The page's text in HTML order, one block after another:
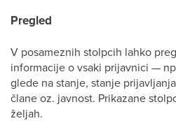
Pregled
V posameznih stolpcih lahko
informacije o vsaki prijavnici —
glede na stanje, stanje
člane oz. javnost. Prikazane
željah.